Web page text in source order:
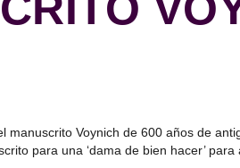
manuscrito Voynich de 600 años de
para una ‘dama de bien hacer’